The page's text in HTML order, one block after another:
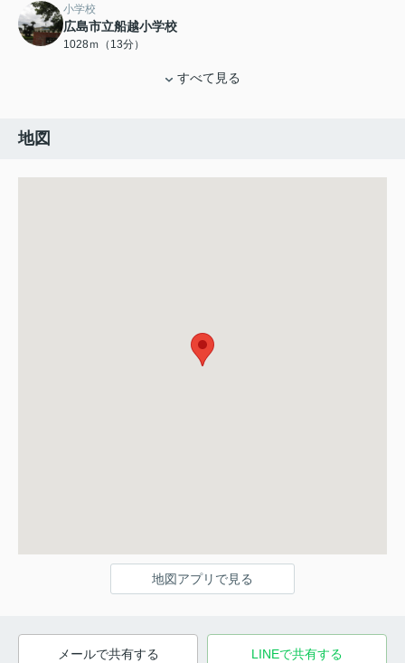
小学校
広島市立船越小学校
1028ｍ（13分）
すべて見る
地図
地図アプリで見る
メールで共有する LINEで共有する